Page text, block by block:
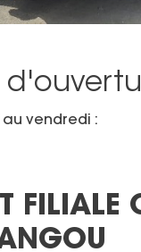
vendredi :